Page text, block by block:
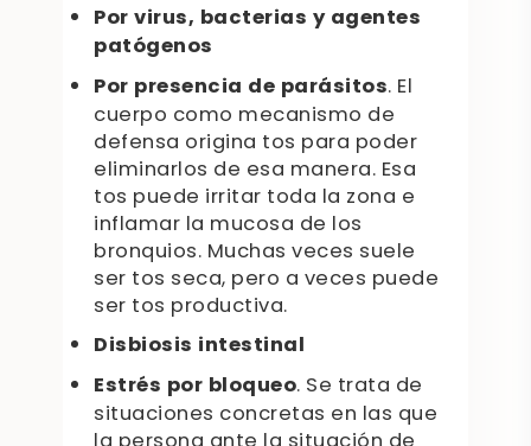
Por virus, bacterias y agentes
patógenos
Por presencia de parásitos. El
cuerpo como mecanismo de
defensa origina tos para poder
eliminarlos de esa manera. Esa
tos puede irritar toda la zona e
inflamar la mucosa de los
bronquios. Muchas veces suele
ser tos seca, pero a veces puede
ser tos productiva.
Disbiosis intestinal
Estrés por bloqueo. Se trata de
situaciones concretas en las que